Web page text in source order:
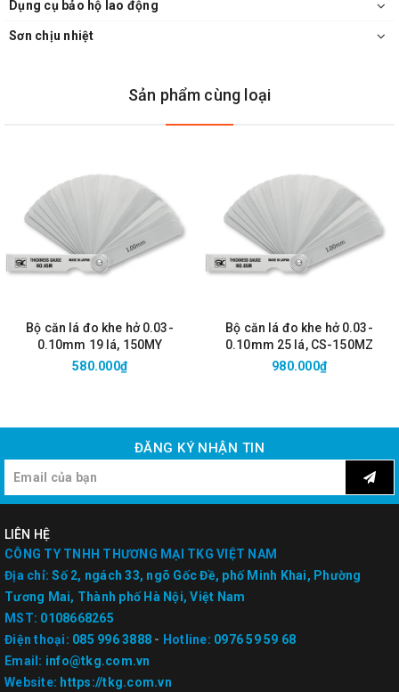
Dụng cụ bảo hộ lao động
Sơn chịu nhiệt
Sản phẩm cùng loại
Bộ căn lá đo khe hở 0.03-
0.10mm 19 lá, 150MY
580.000₫
Bộ căn lá đo khe hở 0.03-
0.10mm 25 lá, CS-150MZ
980.000₫
ĐĂNG KÝ NHẬN TIN
LIÊN HỆ
CÔNG TY TNHH THƯƠNG MẠI TKG VIỆT NAM
Địa chỉ: Số 2, ngách 33, ngõ Gốc Đề, phố Minh Khai, Phường
Tương Mai, Thành phố Hà Nội, Việt Nam
MST: 0108668265
Điện thoại: 085 996 3888 - Hotline: 0976 59 59 68
Email: info@tkg.com.vn
Website: https://tkg.com.vn